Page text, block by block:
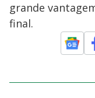
grande
final.